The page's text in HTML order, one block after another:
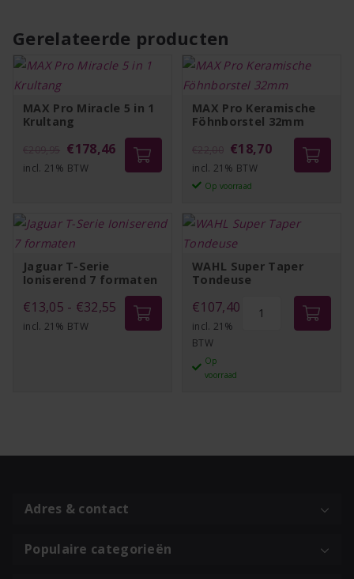
Gerelateerde producten
MAX Pro Miracle 5 in 1
Krultang
€209,95 Oorspronkelijke
prijs
€178,46Huidige
prijs
incl. 21% BTW
MAX Pro Keramische
Föhnborstel 32mm
€22,00 Oorspronkelijke
prijs
was:
€18,70Huidige
prijs
incl. 21% BTW
Op voorraad
MAX
32mm
Jaguar T-Serie
Ioniserend 7 formaten
€13,05 - €32,55 Prijsklasse:
€13,05
incl. 21% BTW
WAHL Super Taper
Tondeuse
€107,40
incl. 21%
BTW
Op
voorraad
Adres & contact
Populaire categorieën